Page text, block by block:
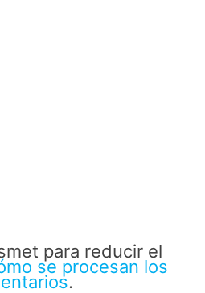
para reducir el
se procesan los
.